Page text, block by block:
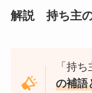
解説 持ち主
「持
の補語